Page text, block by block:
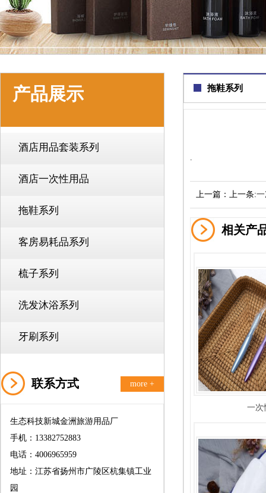
产品展示
酒店用品套装系列
酒店一次性用品
拖鞋系列
客房易耗品系列
梳子系列
洗发沐浴系列
牙刷系列
联系方式 more +
生态科技新城金洲旅游用品厂
手机：13382752883
电话：4006965959
地址：江苏省扬州市广陵区杭集镇工业
园
拖鞋系列
.
上一篇：上一条:
相关产
一次